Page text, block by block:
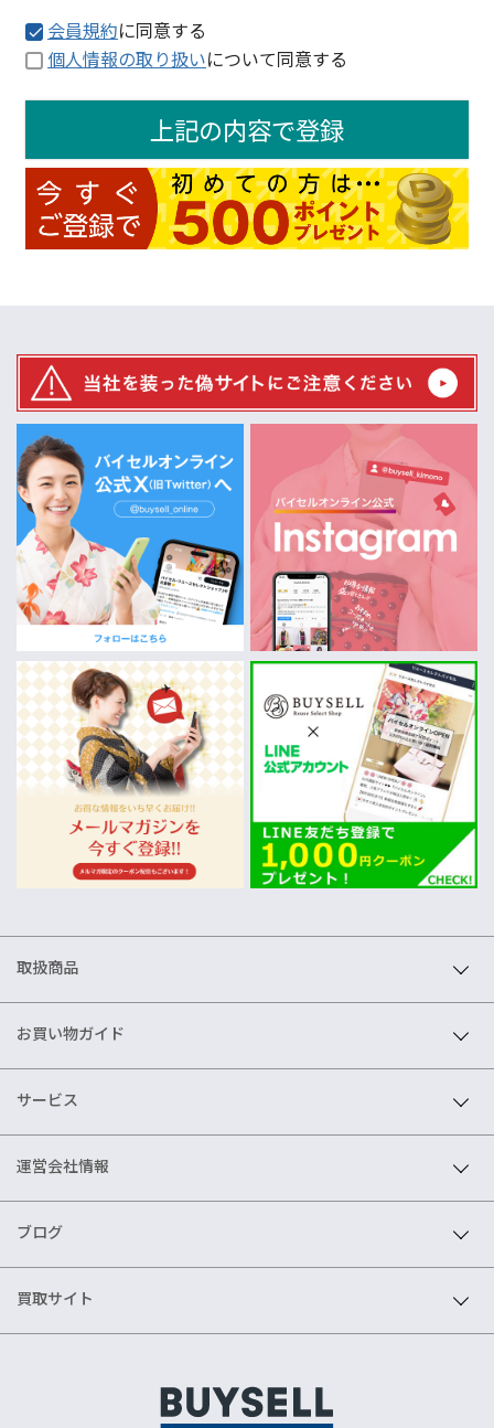
会員規約に同意する
個人情報の取り扱いについて同意する
上記の内容で登録
取扱商品
お買い物ガイド
サービス
運営会社情報
ブログ
買取サイト